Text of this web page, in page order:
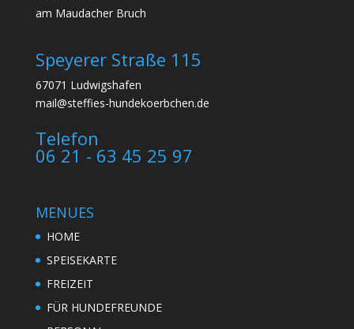
am Maudacher Bruch
Speyerer Straße 115
67071 Ludwigshafen
mail@steffies-hundekoerbchen.de
Telefon
06 21 - 63 45 25 97
MENUES
HOME
SPEISEKARTE
FREIZEIT
FÜR HUNDEFREUNDE